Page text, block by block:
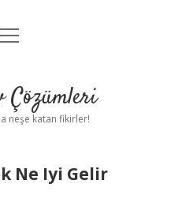
Uyarı
menüyü
neşe katan fikirler!
Ne Iyi Gelir